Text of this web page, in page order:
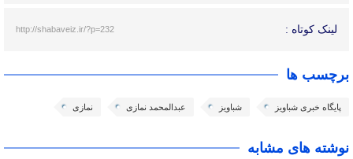
لینک کوتاه : http://shabaveiz.ir/?p=232
برچسب ها
پایگاه خبری شباویز شباویز عبدالمحمد نمازی نمازی
نوشته های مشابه